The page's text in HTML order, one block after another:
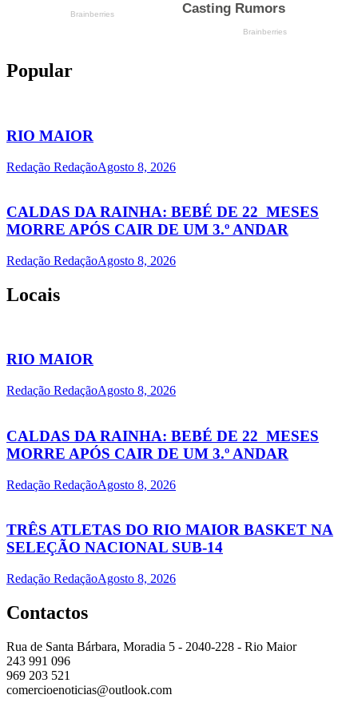
Popular
RIO MAIOR
Redação RedaçãoAgosto 8, 2026
CALDAS DA RAINHA: BEBÉ DE 22 MESES
MORRE APÓS CAIR DE UM 3.º ANDAR
Redação RedaçãoAgosto 8, 2026
Locais
RIO MAIOR
Redação RedaçãoAgosto 8, 2026
CALDAS DA RAINHA: BEBÉ DE 22 MESES
MORRE APÓS CAIR DE UM 3.º ANDAR
Redação RedaçãoAgosto 8, 2026
TRÊS ATLETAS DO RIO MAIOR BASKET NA
SELEÇÃO NACIONAL SUB-14
Redação RedaçãoAgosto 8, 2026
Contactos
Rua de Santa Bárbara, Moradia 5 - 2040-228 - Rio Maior
243 991 096
969 203 521
comercioenoticias@outlook.com